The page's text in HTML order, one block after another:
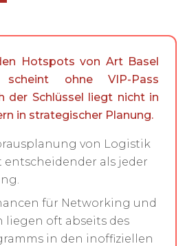
Hotspots von Art Basel
ohne VIP-Pass
der Schlüssel liegt nicht in
in strategischer Planung.
von Logistik
entscheidender als jeder
für Networking und
liegen oft abseits des
in den inoffiziellen